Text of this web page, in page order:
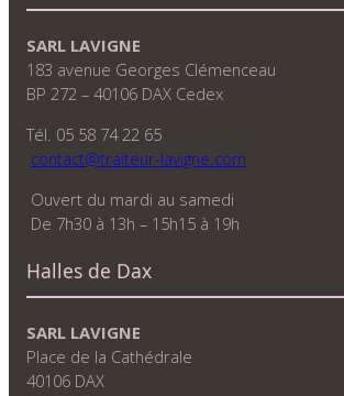
SARL LAVIGNE
183 avenue Georges Clémenceau
BP 272 – 40106 DAX Cedex
Tél. 05 58 74 22 65
contact@traiteur-lavigne.com
Ouvert du mardi au samedi
De 7h30 à 13h – 15h15 à 19h
Halles de Dax
SARL LAVIGNE
Place de la Cathédrale
40106 DAX